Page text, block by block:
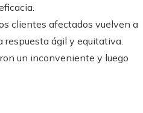
clientes afectados vuelven a
respuesta ágil y equitativa.
un inconveniente y luego